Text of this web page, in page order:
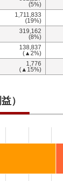
(5%)
1,711,833
(19%)
319,162
(8%)
138,837
(▲2%)
1,776
(▲15%)
）